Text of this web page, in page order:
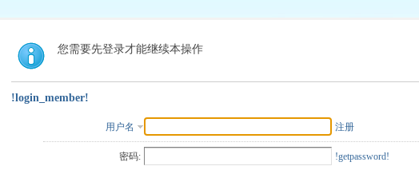
您需要先登录才能继续本操作
!login_member!
用户名 注册
密码: !getpassword!